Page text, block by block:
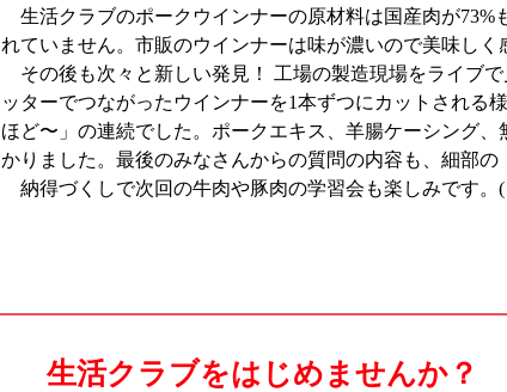
生活クラブのポークウインナーの原材料は国産肉が
れていません。市販のウインナーは味が濃いので美味し
その後も次々と新しい発見！ 工場の製造現場をライブ
ッターでつながったウインナーを1本ずつにカットされる
ほど〜」の連続でした。ポークエキス、羊腸ケーシング
かりました。最後のみなさんからの質問の内容も、細部の
納得づくしで次回の牛肉や豚肉の学習会も楽しみです
生活クラブをはじめませんか？